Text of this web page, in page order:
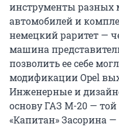
инструменты разных
автомобилей и
немецкий раритет —
машина
позволить ее себе
модификации Opel
Инженерные и
основу ГАЗ М-20 — той
«Капитан» Засорина